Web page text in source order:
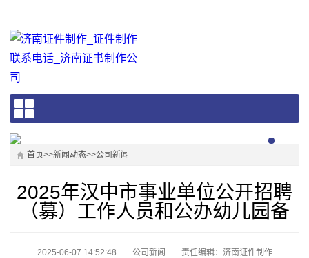
首页>>新闻动态>>公司新闻
2025年汉中市事业单位公开招聘
（募）工作人员和公办幼儿园备
2025-06-07 14:52:48 公司新闻 责任编辑：济南证件制作